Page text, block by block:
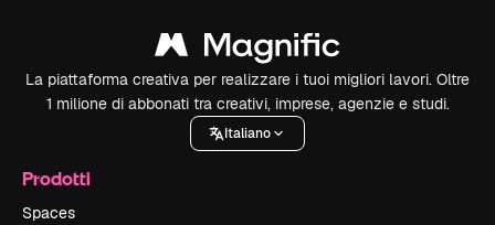
La piattaforma creativa per realizzare i tuoi migliori lavori. Oltre
1 milione di abbonati tra creativi, imprese, agenzie e studi.
Italiano
Prodotti
Spaces